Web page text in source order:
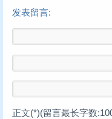
发表留言:
正文(*)(留言最长字数